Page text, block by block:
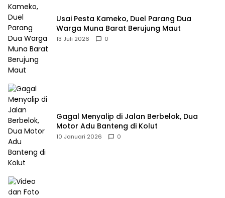
Usai Pesta Kameko, Duel Parang Dua
Warga Muna Barat Berujung Maut
13 Juli 2026 0
Gagal Menyalip di Jalan Berbelok, Dua
Motor Adu Banteng di Kolut
10 Januari 2026 0